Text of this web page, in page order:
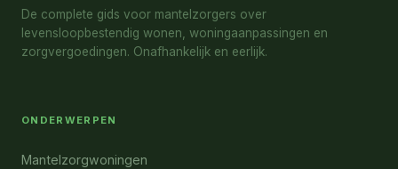
De complete gids voor mantelzorgers over
levensloopbestendig wonen, woningaanpassingen en
zorgvergoedingen. Onafhankelijk en eerlijk.
ONDERWERPEN
Mantelzorgwoningen